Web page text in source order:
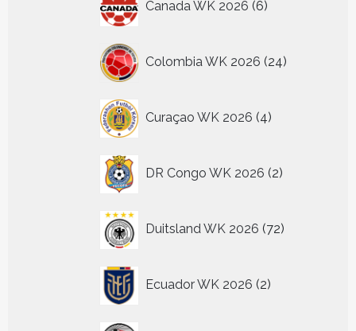
Canada WK 2026 6
producten
Colombia WK 2026 24
producten
Curaçao WK 2026 4
producten
DR Congo WK 2026 2
producten
Duitsland WK 2026 72
producten
Ecuador WK 2026 2
producten